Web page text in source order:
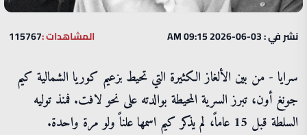
نشر في : 03-06-2026 09:15 AM المشاهدات :115767
سرايا - من بين الألغاز الكثيرة التي تحيط بزعيم كوريا الشمالية كيم
جونغ أون، تبرز السرية المحيطة بوالدته على نحو لافت. فمنذ توليه
السلطة قبل 15 عاماً، لم يذكر كيم اسمها علناً ولو مرة واحدة.